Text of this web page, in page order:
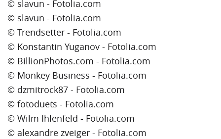
© slavun - Fotolia.com
© slavun - Fotolia.com
© Trendsetter - Fotolia.com
© Konstantin Yuganov - Fotolia.com
© BillionPhotos.com - Fotolia.com
© Monkey Business - Fotolia.com
© dzmitrock87 - Fotolia.com
© fotoduets - Fotolia.com
© Wilm Ihlenfeld - Fotolia.com
© alexandre zveiger - Fotolia.com